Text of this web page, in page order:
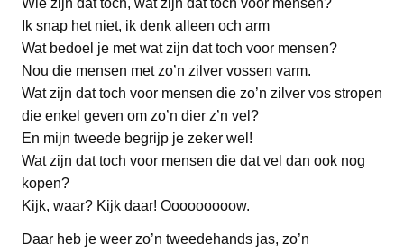
Ik snap het niet, ik denk alleen och arm
Wat bedoel je met wat zijn dat toch voor mensen?
Nou die mensen met zo’n zilver vossen varm.
Wat zijn dat toch voor mensen die zo’n zilver vos stropen
die enkel geven om zo’n dier z’n vel?
En mijn tweede begrijp je zeker wel!
Wat zijn dat toch voor mensen die dat vel dan ook nog
kopen?
Kijk, waar? Kijk daar! Ooooooooow.
Daar heb je weer zo’n tweedehands jas, zo’n